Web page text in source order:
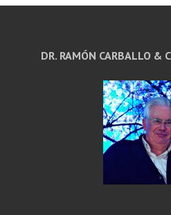
DR. RAMÓN CARBALLO &